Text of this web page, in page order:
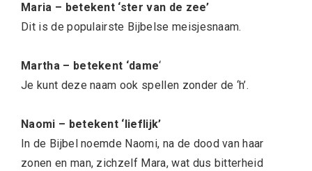
Maria – betekent ‘ster van de zee’
Dit is de populairste Bijbelse meisjesnaam.
Martha – betekent ‘dame‘
Je kunt deze naam ook spellen zonder de ‘h’.
Naomi – betekent ‘lieflijk’
In de Bijbel noemde Naomi, na de dood van haar
zonen en man, zichzelf Mara, wat dus bitterheid